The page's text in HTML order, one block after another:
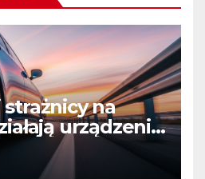
na
urządzenia
ruchu